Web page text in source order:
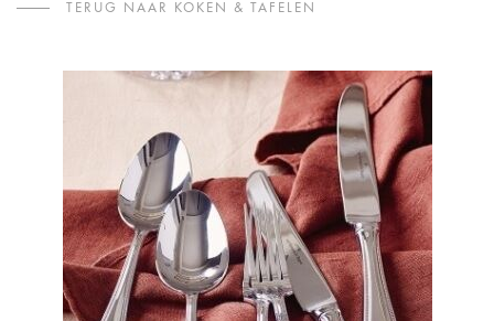
TERUG NAAR KOKEN & TAFELEN